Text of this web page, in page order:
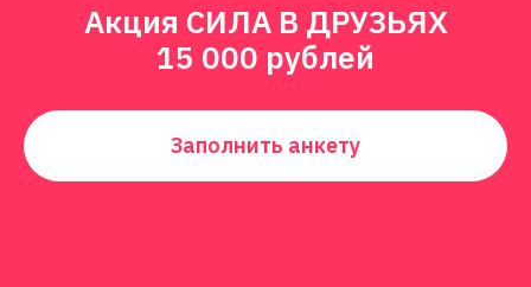
Акция СИЛА В ДРУЗЬЯХ
15 000 рублей
Заполнить анкету